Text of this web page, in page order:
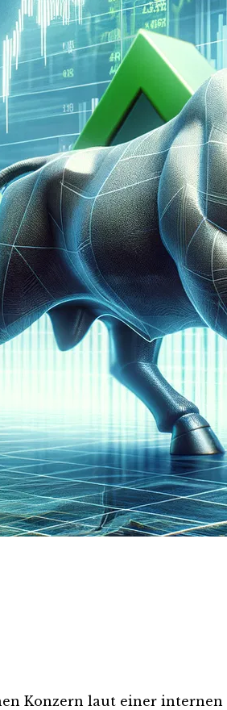
Konzern laut einer